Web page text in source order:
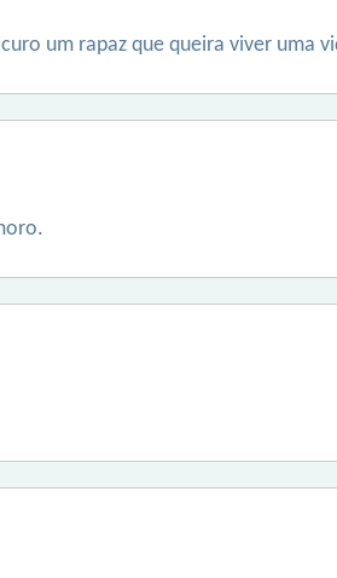
um rapaz que queira viver uma